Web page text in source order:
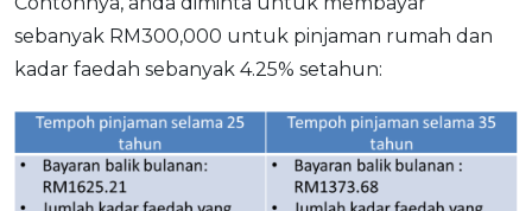
sebanyak RM300,000 untuk pinjaman rumah dan
kadar faedah sebanyak 4.25% setahun: